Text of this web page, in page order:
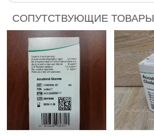
СОПУТСТВУЮЩИЕ ТОВАРЫ